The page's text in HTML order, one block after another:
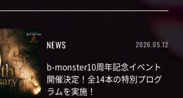
NEWS 2026.05.12
b-monster10周年記念イベント
開催決定！全14本の特別プログ
ラムを実施！